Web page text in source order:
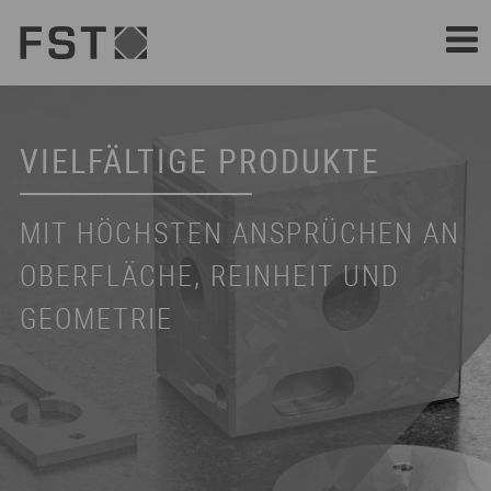
HERAUSFORDERUNG
WERKSTOFF
WIR SIND EXPERTEN FÜR HARTE
UND SPRÖDE MATERIALIEN
VIELFÄLTIGE PRODUKTE
MIT HÖCHSTEN ANSPRÜCHEN AN
OBERFLÄCHE, REINHEIT UND
GEOMETRIE
UNSERE KUNDEN
AUS SCHLÜSSELBEREICHEN DER
INDUSTRIE UND WISSENSCHAFT